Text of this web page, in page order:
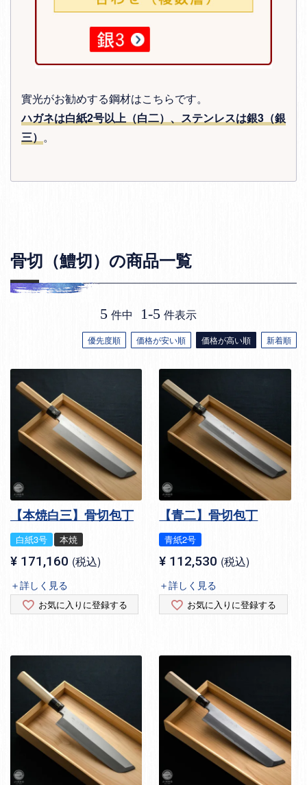
實光がお勧めする鋼材はこちらです。
ハガネは白紙2号以上（白二）、ステンレスは銀3（銀
三） 。
骨切（鱧切）の商品一覧
優先度順 価格が安い順 価格が高い順 新着順
5 件中 1-5 件表示
【本焼白三】骨切包丁
白紙3号 本焼
¥ 171,160 税込
＋詳しく見る
お気に入りに登録する
【青二】骨切包丁
青紙2号
¥ 112,530 税込
＋詳しく見る
お気に入りに登録する